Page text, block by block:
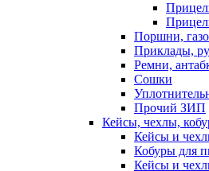
Поршни,
Приклады,
Ремни,
Сошки
Прочий ЗИП
Кейсы, чехлы,
Кейсы и
Кобуры для
Кейсы и